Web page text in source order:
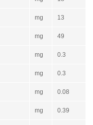
mg 13
mg 49
mg 0.3
mg 0.3
mg 0.08
mg 0.39